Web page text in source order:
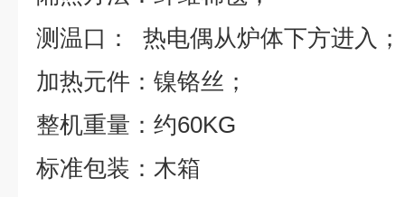
测温口：
热电偶从炉体下方进入；
加热元件： 镍铬丝 ；
整机重量：约60KG
标准包装：木箱